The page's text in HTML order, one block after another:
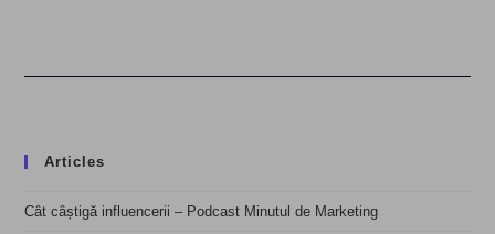
Articles
Cât câștigă influencerii – Podcast Minutul de Marketing